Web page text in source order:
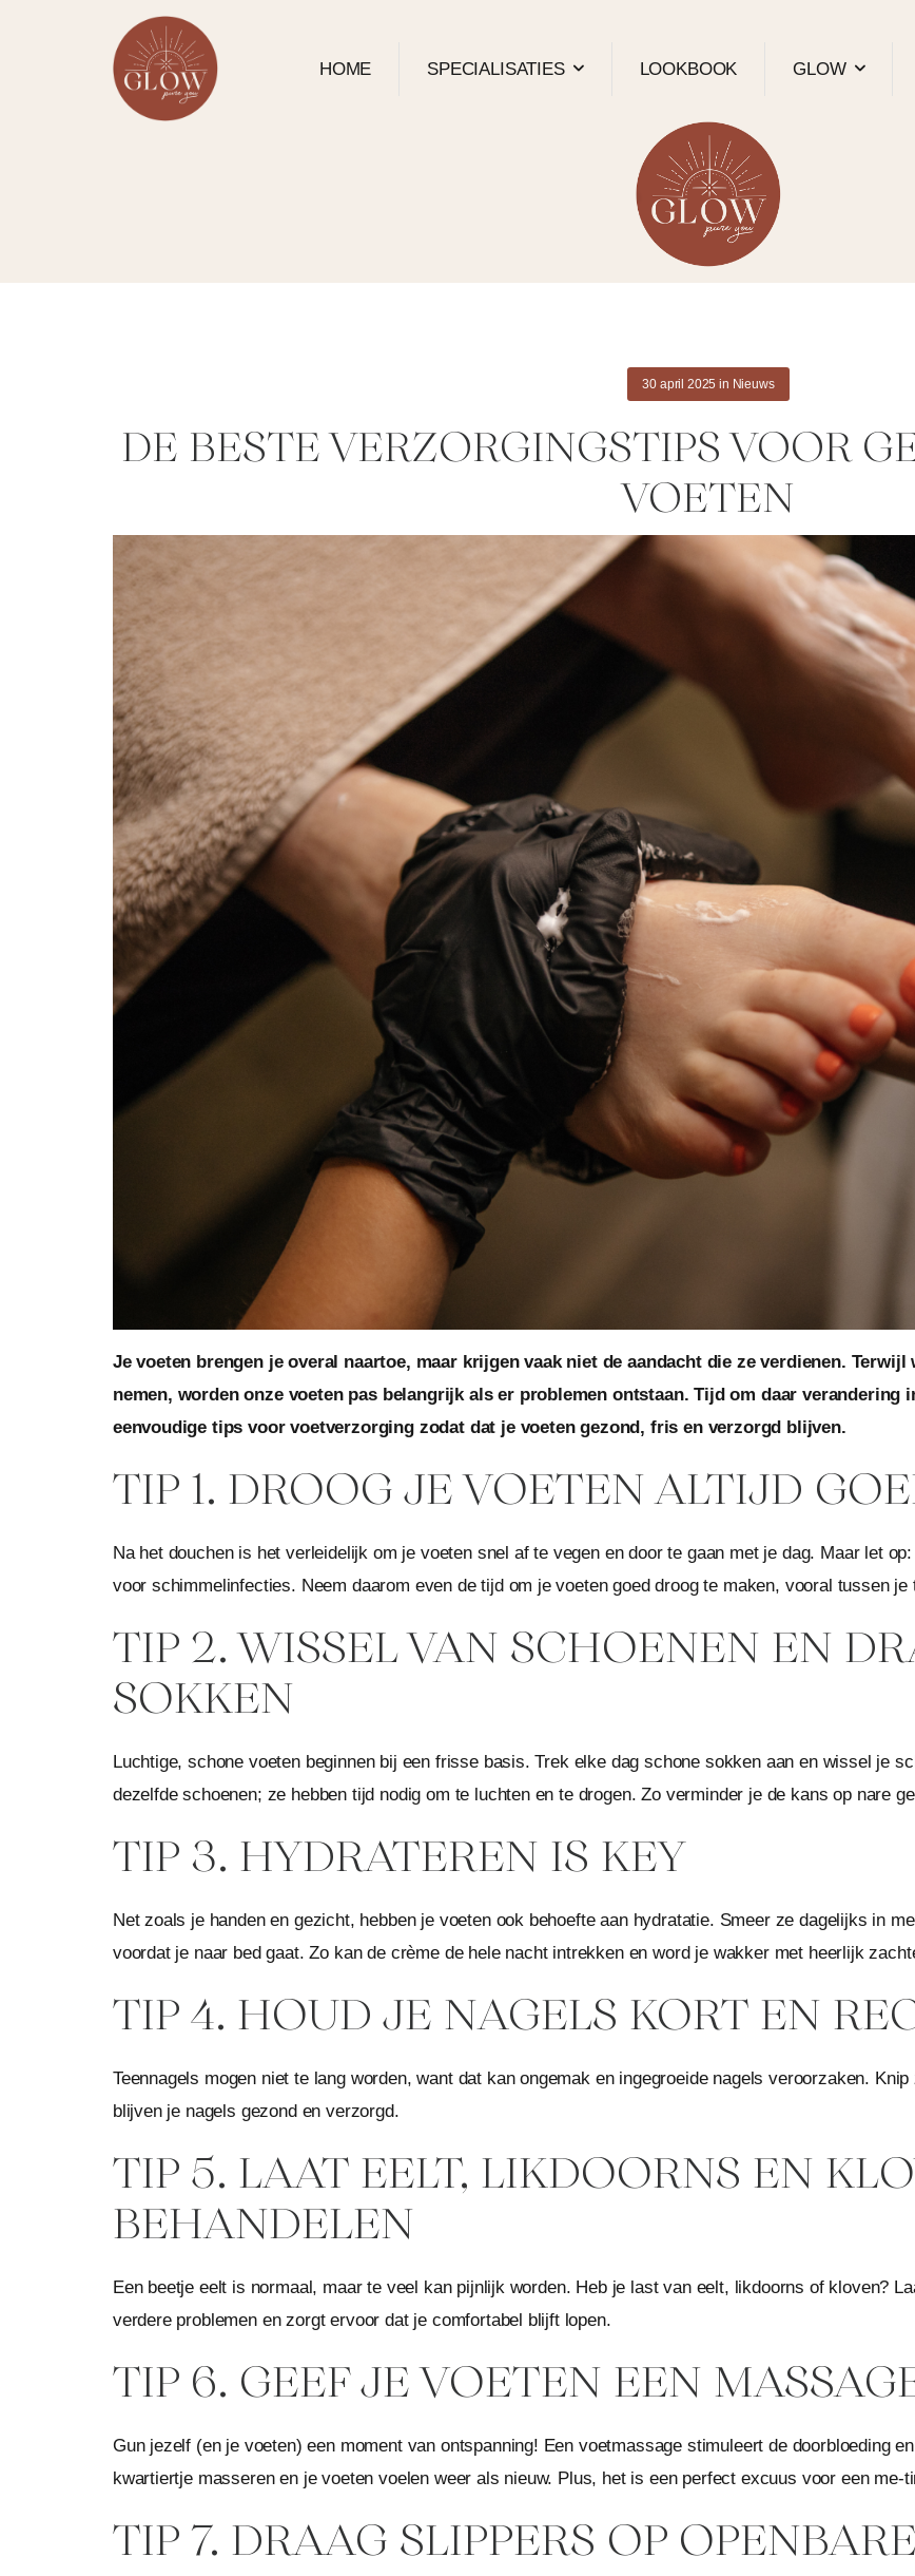
HOME SPECIALISATIES LOOKBOOK GLOW
30 april 2025 in Nieuws
DE BESTE VERZORGINGSTIPS VOOR
VOETEN
Je voeten brengen je overal naartoe, maar krijgen vaak niet de aandacht die ze verdienen.
nemen, worden onze voeten pas belangrijk als er problemen ontstaan. Tijd om daar verandering
eenvoudige tips voor voetverzorging zodat dat je voeten gezond, fris en verzorgd blijven.
TIP 1. DROOG JE VOETEN ALTIJD
Na het douchen is het verleidelijk om je voeten snel af te vegen en door te gaan met je dag. Maar let
voor schimmelinfecties. Neem daarom even de tijd om je voeten goed droog te maken, vooral tussen
TIP 2. WISSEL VAN SCHOENEN EN
SOKKEN
Luchtige, schone voeten beginnen bij een frisse basis. Trek elke dag schone sokken aan en wissel je
dezelfde schoenen; ze hebben tijd nodig om te luchten en te drogen. Zo verminder je de kans op nare
TIP 3. HYDRATEREN IS KEY
Net zoals je handen en gezicht, hebben je voeten ook behoefte aan hydratatie. Smeer ze dagelijks in
voordat je naar bed gaat. Zo kan de crème de hele nacht intrekken en word je wakker met heerlijk
TIP 4. HOUD JE NAGELS KORT EN
Teennagels mogen niet te lang worden, want dat kan ongemak en ingegroeide nagels veroorzaken.
blijven je nagels gezond en verzorgd.
TIP 5. LAAT EELT, LIKDOORNS EN
BEHANDELEN
Een beetje eelt is normaal, maar te veel kan pijnlijk worden. Heb je last van eelt, likdoorns of kloven?
verdere problemen en zorgt ervoor dat je comfortabel blijft lopen.
TIP 6. GEEF JE VOETEN EEN
Gun jezelf (en je voeten) een moment van ontspanning! Een voetmassage stimuleert de doorbloeding
kwartiertje masseren en je voeten voelen weer als nieuw. Plus, het is een perfect excuus voor een me-
TIP 7. DRAAG SLIPPERS OP